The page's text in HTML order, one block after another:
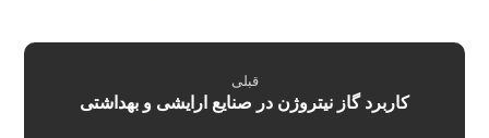
قبلی
کاربرد گاز نیتروژن در صنایع ارایشی و بهداشتی